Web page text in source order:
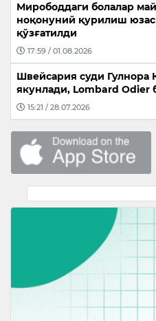
Мирободдаги болалар
ноқонуний қурилиш
қўзғатилди
17:59 / 01.08.2026
Швейсария суди
якунлади, Lombard Odier
15:21 / 28.07.2026